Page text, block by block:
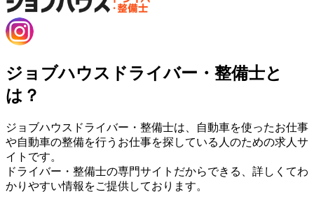
ジョブハウスドライバー・整備士と
は？
ジョブハウスドライバー・整備士は、自動車を使ったお仕事
や自動車の整備を行うお仕事を探している人のための求人サ
イトです。
ドライバー・整備士の専門サイトだからできる、詳しくてわ
かりやすい情報をご提供しております。